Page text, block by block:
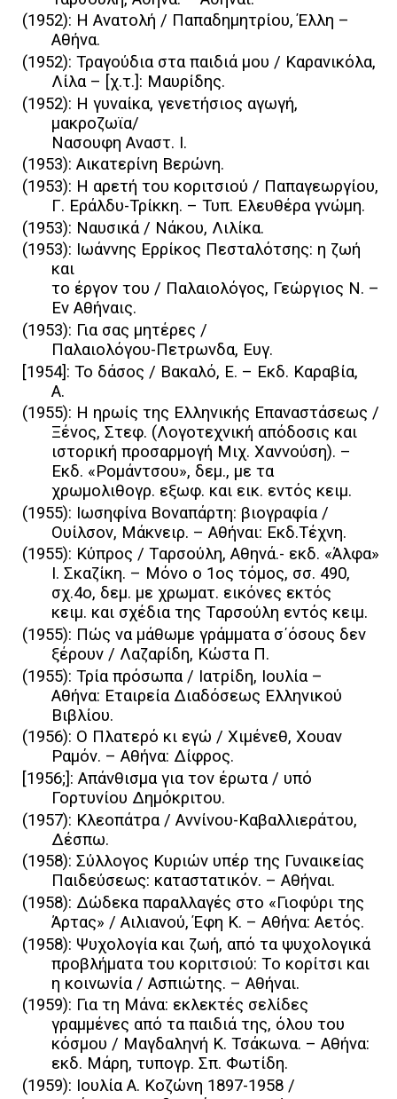
(1952): Η Ανατολή / Παπαδημητρίου, Έλλη –
Αθήνα.
(1952): Τραγούδια στα παιδιά μου / Καρανικόλα,
Λίλα – [χ.τ.]: Μαυρίδης.
(1952): Η γυναίκα, γενετήσιος αγωγή,
μακροζωϊα/
Νασουφη Αναστ. Ι.
(1953): Αικατερίνη Βερώνη.
(1953): Η αρετή του κοριτσιού / Παπαγεωργίου,
Γ. Εράλδυ-Τρίκκη. – Τυπ. Ελευθέρα γνώμη.
(1953): Ναυσικά / Νάκου, Λιλίκα.
(1953): Ιωάννης Ερρίκος Πεσταλότσης: η ζωή
και
το έργον του / Παλαιολόγος, Γεώργιος Ν. –
Εν Αθήναις.
(1953): Για σας μητέρες /
Παλαιολόγου-Πετρωνδα, Ευγ.
[1954]: Το δάσος / Βακαλό, Ε. – Εκδ. Καραβία,
Α.
(1955): Η ηρωίς της Ελληνικής Επαναστάσεως /
Ξένος, Στεφ. (Λογοτεχνική απόδοσις και
ιστορική προσαρμογή Mιχ. Xαννούση). –
Εκδ. «Pομάντσου», δεμ., με τα
χρωμολιθογρ. εξωφ. και εικ. εντός κειμ.
(1955): Ιωσηφίνα Βοναπάρτη: βιογραφία /
Ουίλσον, Μάκνειρ. – Αθήναι: Εκδ.Τέχνη.
(1955): Κύπρος / Tαρσούλη, Αθηνά.- εκδ. «Άλφα»
I. Σκαζίκη. – Mόνο ο 1ος τόμος, σσ. 490,
σχ.4ο, δεμ. με χρωματ. εικόνες εκτός
κειμ. και σχέδια της Tαρσούλη εντός κειμ.
(1955): Πώς να μάθωμε γράμματα σ΄όσους δεν
ξέρουν / Λαζαρίδη, Κώστα Π.
(1955): Τρία πρόσωπα / Ιατρίδη, Ιουλία –
Αθήνα: Εταιρεία Διαδόσεως Ελληνικού
Βιβλίου.
(1956): Ο Πλατερό κι εγώ / Χιμένεθ, Χουαν
Ραμόν. – Αθήνα: Δίφρος.
[1956;]: Απάνθισμα για τον έρωτα / υπό
Γορτυνίου Δημόκριτου.
(1957): Κλεοπάτρα / Αννίνου-Καβαλλιεράτου,
Δέσπω.
(1958): Σύλλογος Κυριών υπέρ της Γυναικείας
Παιδεύσεως: καταστατικόν. – Αθήναι.
(1958): Δώδεκα παραλλαγές στο «Γιοφύρι της
Άρτας» / Αιλιανού, Έφη Κ. – Αθήνα: Αετός.
(1958): Ψυχολογία και ζωή, από τα ψυχολογικά
προβλήματα του κοριτσιού: Tο κορίτσι και
η κοινωνία / Ασπιώτης. – Αθήναι.
(1959): Για τη Μάνα: εκλεκτές σελίδες
γραμμένες από τα παιδιά της, όλου του
κόσμου / Μαγδαληνή Κ. Τσάκωνα. – Αθήνα:
εκδ. Μάρη, τυπογρ. Σπ. Φωτίδη.
(1959): Ιουλία Α. Κοζώνη 1897-1958 /